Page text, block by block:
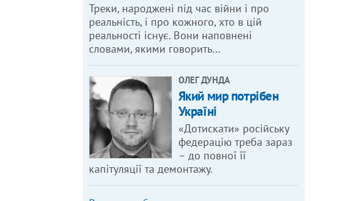
Треки, народжені під час війни і про
реальність, і про кожного, хто в цій
реальності існує. Вони наповнені
словами, якими говорить…
ОЛЕГ ДУНДА
Який мир потрібен
Україні
«Дотискати» російську
федерацію треба зараз
– до повної її
капітуляції та демонтажу.